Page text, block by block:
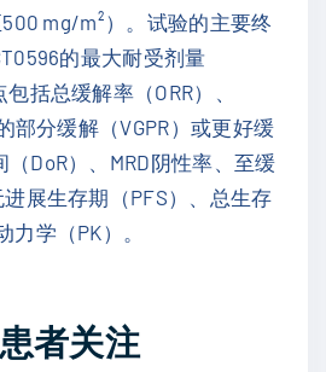
mg/m²）。试验的主要终
的最大耐受剂量
包括总缓解率（ORR）、
部分缓解（VGPR）或更好缓
DoR）、MRD阴性率、至缓
展生存期（PFS）、总生存
力学（PK）。
者关注